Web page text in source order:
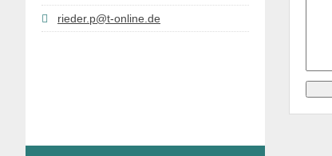
rieder.p@t-online.de